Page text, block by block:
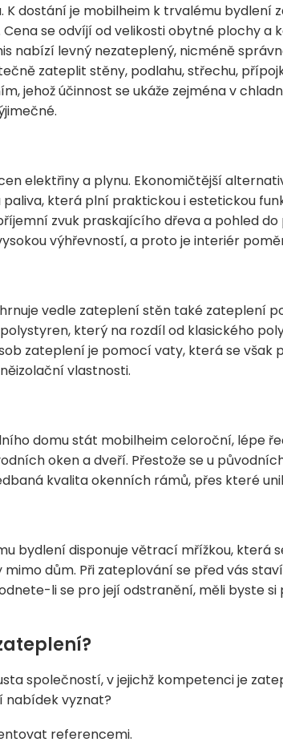
K dostání je mobilheim k trvalému bydlení
se odvíjí od velikosti obytné plochy a
nabízí levný nezateplený, nicméně
zateplit stěny, podlahu, střechu,
jehož účinnost se ukáže zejména v
elektřiny a plynu. Ekonomičtější
paliva, která plní praktickou i estetickou
zvuk praskajícího dřeva a pohled
výhřevností, a proto je interiér
vedle zateplení stěn také zateplení
který na rozdíl od klasického
zateplení je pomocí vaty, která se však
vlastnosti.
domu stát mobilheim celoroční, lépe
oken a dveří. Přestože se u
kvalita okenních rámů, přes které
bydlení disponuje větrací mřížkou, která
dům. Při zateplování se před vás
li se pro její odstranění, měli byste
společností, v jejichž kompetenci je
nabídek vyznat?
referencemi.